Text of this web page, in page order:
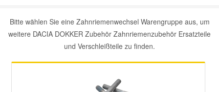
Bitte wählen Sie eine Zahnriemenwechsel Warengruppe aus, um
weitere DACIA DOKKER Zubehör Zahnriemenzubehör Ersatzteile
und Verschleißteile zu finden.
Mazda Ersatzteile